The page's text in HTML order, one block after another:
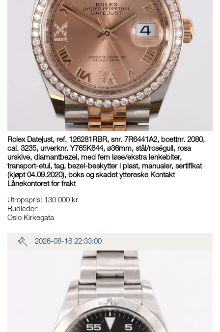
Rolex Datejust, ref. 126281RBR, snr. 7R6441A2, boettnr. 2080,
cal. 3235, urverknr. Y765K644, ø36mm, stål/roségull, rosa
urskive, diamantbezel, med fem løse/ekstra lenkebiter,
transport-etui, tag, bezel-beskytter i plast, manualer, sertifikat
(kjøpt 04.09.2020), boks og skadet yttereske Kontakt
Lånekontoret for frakt
Utropspris: 130 000 kr
Budleder: -
Oslo Kirkegata
2026-08-16 22:33:00